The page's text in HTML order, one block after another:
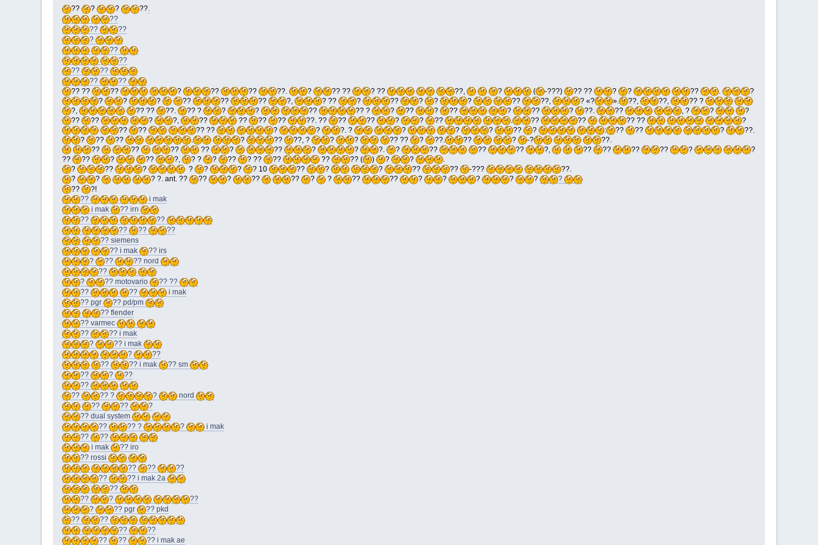
?? ? ? ??.
??
??
??
?
??
??
??
??
??
??
?? ??
?? ? ?? ?? ??. ? ?? ?? ? ?? ??, ? ( -???) ?? ?? ? ? ?? .
?
?
? ? ?? ?? ?? ?, ? ?? ? ?? ? ? ? ?? ??, ? «? ». ??, ??,
?? ?
?,
?? ?? ??. ?? ? ? ? ?? ?? ? ? ?? ? ?? ? ?? ? ??. ?? , ? ?
?
??
?? ? ?, ?? ?? ?? ?? ??. ?? ?? ?? ? ? ?? . ?? ?? ?? ??
?
??
?? ?? ?? ? ? ?. ? ? ? ? ?? ? : ?? ?? ?
??.
?
?? ?? . ? ?? ??, ? ? ? ?? ?? ? ??. ?? ? -?
??.
??
?? ?? ?? ? ?? ? ? ?. ? ?? ?? ?? ?, ?? ?? ?? ?? ?
?
??
?? ? ?? ?, ? ? ? ?? ? ?? ?? ?? ?? ( ) ? ?
.
?
?? ? ? ? ? ? 10 ?? ? ? ?? ?? -???
??.
?
? ? ?. ant. ?? ?? ? ?? ?? ? ? ?? ?? ? ? ? ? ?
?
??
?!
??
i mak
i mak
?? irn
??
??
??
??
??
?? siemens
?? i mak
?? irs
?
??
?? nord
??
?
?? motovario
?? ??
??
??
i mak
?? pgr
?? pd/pm
?? flender
?? varmec
??
?? i mak
?
?? i mak
?
??
??
?? i mak
?? sm
??
?
??
??
??
?? ? ?
nord
??
??
?
?? dual system
??
?? ? ?
i mak
??
??
i mak
?? iro
?? rossi
??
??
??
??
?? i mak 2a
??
??
?
??
?
?? pgr
?? pkd
??
??
??
??
??
?? ?? i mak ae